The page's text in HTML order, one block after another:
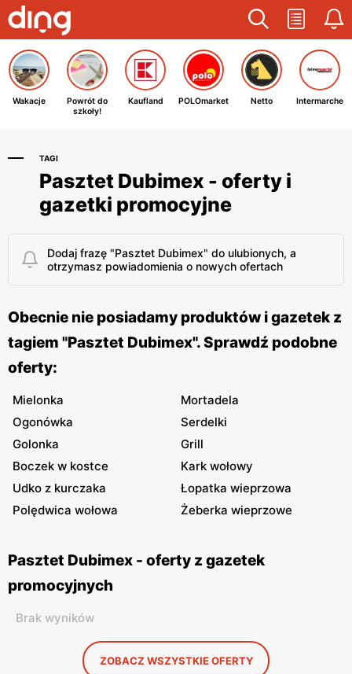
Wakacje
Powrót do
szkoły!
Kaufland POLOmarket Netto Intermarche
TAGI
Pasztet Dubimex - oferty i
gazetki promocyjne
Dodaj frazę "Pasztet Dubimex" do ulubionych, a
otrzymasz powiadomienia o nowych ofertach
Obecnie nie posiadamy produktów i gazetek z
tagiem "Pasztet Dubimex". Sprawdź podobne
oferty:
Mielonka
Mortadela
Ogonówka
Serdelki
Golonka
Grill
Boczek w kostce
Kark wołowy
Udko z kurczaka
Łopatka wieprzowa
Polędwica wołowa
Żeberka wieprzowe
Pasztet Dubimex - oferty z gazetek
promocyjnych
Brak wyników
ZOBACZ WSZYSTKIE OFERTY